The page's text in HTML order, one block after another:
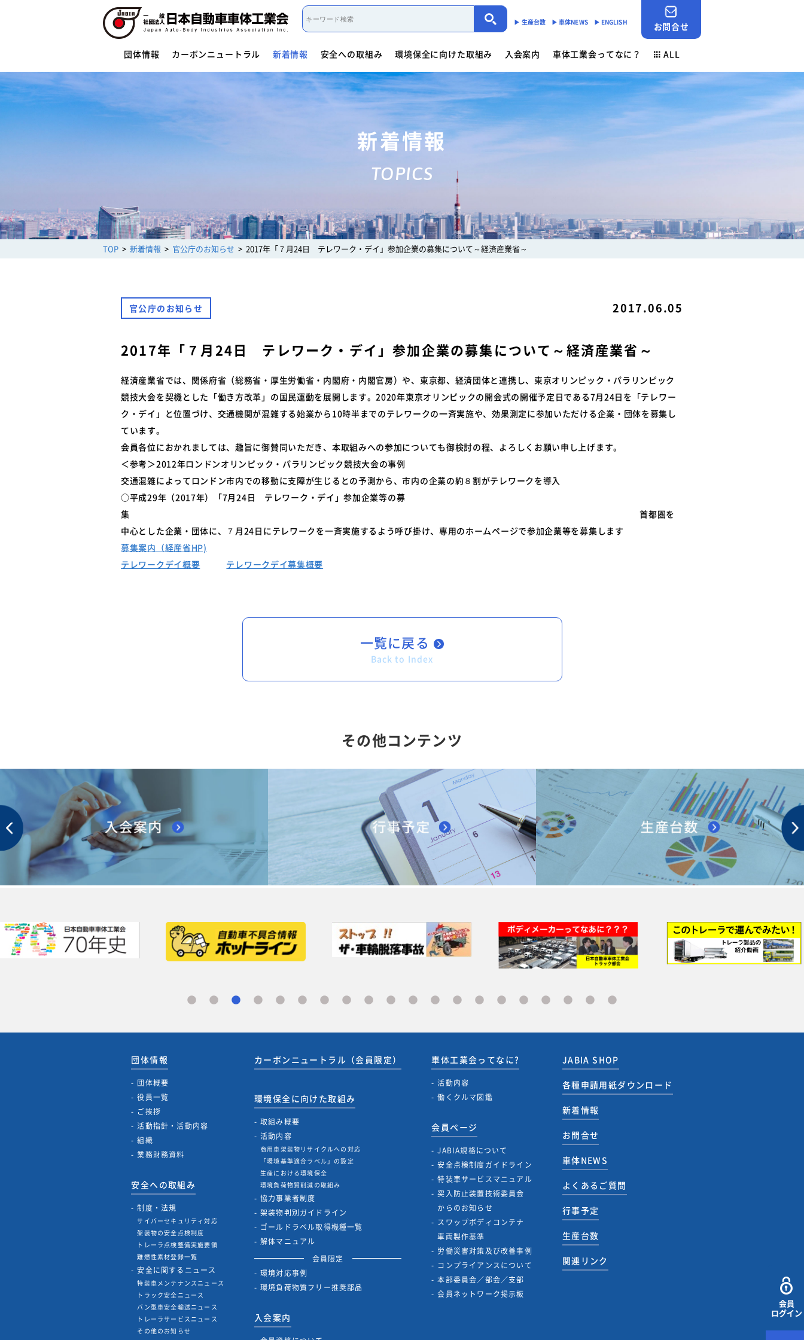
▶︎ 生産台数 ▶︎ 車体NEWS ▶︎ ENGLISH お問合せ
団体情報
団体概要 役員一覧
ご挨拶
活動指針・活動内容
組織
カーボンニュートラル 新着情報 安全への取組み
制度・法規
- サイバーセキュリティー対応
- 架装物の安全点検制度
- トレーラ点検整備実施要領
- 難燃物性素材登録一覧
- 特装車メンテナンスニュース
- その他のお知らせ
環境保全に向けた取組み
取組み概要 活動内容
- 商用車架装物リサイクルへの対応
- 「環境基準適合ラベル」の設定
- 生産における環境保全
解体マニュアル一覧 架装物判別ガイドライン
環境対応事例
入会案内
会員資格について 入会方法 会員検索
車体工業会ってなに？
働くクルマ図鑑
ALL
団体情報
団体概要
安全への取組み
制度・法規
サイバーセキュリティー対応
架装物の安全点検制度
特装車メンテナンスニュース
- トラック安全ニュース
その他のお知らせ
カーボンニュートラル（会員限定）
商用車架装物リサイクルへの対応
協力事業者制度
架装物判別ガイドライン
ゴールドラベル取得機種一覧
入会案内
会員資格について
会員検索
車体工業会ってなに?
活動内容
働くクルマ図鑑
会員ページ
JABIA規格について
労働災害対策及び改善事例
コンプライアンスについて
会員ネットワーク掲示板
JABIA SHOP
各種申請用紙ダウンロード
行事予定
新着情報
TOPICS
TOP 新着情報 官公庁のお知らせ 2017年「７月24日 テレワーク・デイ」参加企業の募集について～経済産業省～
官公庁のお知らせ 2017.06.05
2017年「７月24日 テレワーク・デイ」参加企業の募集について～経済産業省～
経済産業省では、関係府省（総務省・厚生労働省・内閣府・内閣官房）や、東京都、経済団体と連携し、東京オリンピック・パラリンピック
競技大会を契機とした「働き方改革」の国民運動を展開します。2020年東京オリンピックの開会式の開催予定日である7月24日を「テレワー
ク・デイ」と位置づけ、交通機関が混雑する始業から10時半までのテレワークの一斉実施や、効果測定に参加いただける企業・団体を募集し
ています。
会員各位におかれましては、趣旨に御賛同いただき、本取組みへの参加についても御検討の程、よろしくお願い申し上げます。
＜参考＞2012年ロンドンオリンピック・パラリンピック競技大会の事例
交通混雑によってロンドン市内での移動に支障が生じるとの予測から、市内の企業の約８割がテレワークを導入
○平成29年（2017年）「7月24日 テレワーク・デイ」参加企業等の募
集 首都圏を
中心とした企業・団体に、７月24日にテレワークを一斉実施するよう呼び掛け、専用のホームページで参加企業等を募集します
募集案内（経産省HP)
テレワークデイ概要
テレワークデイ募集概要
一覧に戻る
Back to Index
会員
ログイン
その他コンテンツ
団体情報
団体概要
役員一覧
ご挨拶
活動指針・活動内容
組織
業務財務資料
安全への取組み
制度・法規
サイバーセキュリティ対応
架装物の安全点検制度
トレーラ点検整備実施要領
難燃性素材登録一覧
安全に関するニュース
特装車メンテナンスニュース
トラック安全ニュース
バン型車安全輸送ニュース
トレーラサービスニュース
その他のお知らせ
カーボンニュートラル（会員限定）
環境保全に向けた取組み
取組み概要
活動内容
商用車架装物リサイクルへの対応
「環境基準適合ラベル」の設定
生産における環境保全
環境負荷物質削減の取組み
協力事業者制度
架装物判別ガイドライン
ゴールドラベル取得機種一覧
解体マニュアル
会員限定
環境対応事例
環境負荷物質フリー推奨部品
入会案内
車体工業会ってなに?
活動内容
働くクルマ図鑑
会員ページ
JABIA規格について
安全点検制度ガイドライン
特装車サービスマニュアル
突入防止装置技術委員会
からのお知らせ
スワップボディコンテナ
車両製作基準
労働災害対策及び改善事例
コンプライアンスについて
本部委員会／部会／支部
会員ネットワーク掲示板
JABIA SHOP
各種申請用紙ダウンロード
新着情報
お問合せ
車体NEWS
よくあるご質問
行事予定
生産台数
関連リンク